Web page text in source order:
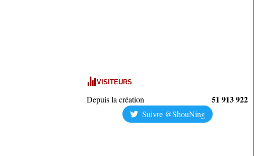
VISITEURS
Depuis la création 51 913 922
Suivre @ShouNing